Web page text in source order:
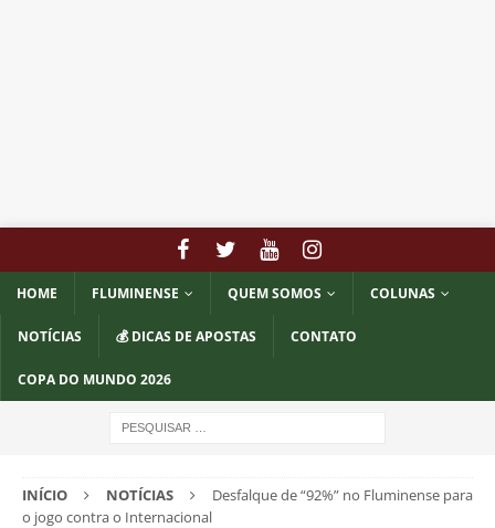
HOME FLUMINENSE QUEM SOMOS COLUNAS
NOTÍCIAS 💰 DICAS DE APOSTAS CONTATO
COPA DO MUNDO 2026
INÍCIO NOTÍCIAS
Desfalque de “92%” no Fluminense para
o jogo contra o Internacional